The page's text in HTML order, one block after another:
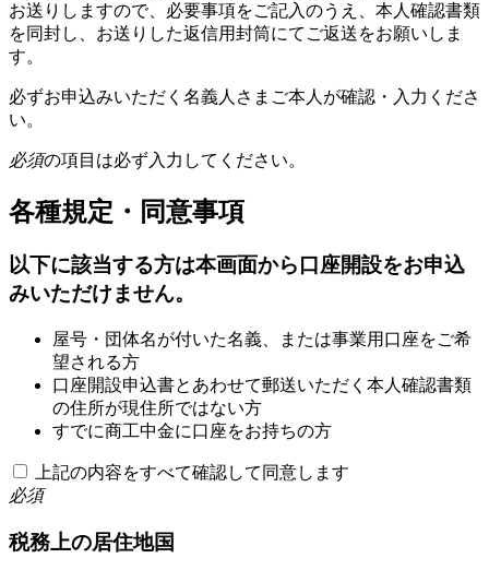
お送りしますので、必要事項をご記入のうえ、本人確認書類
を同封し、お送りした返信用封筒にてご返送をお願いしま
す。
必ずお申込みいただく名義人さまご本人が確認・入力くださ
い。
必須の項目は必ず入力してください。
各種規定・同意事項
以下に該当する方は本画面から口座開設をお申込
みいただけません。
屋号・団体名が付いた名義、または事業用口座をご希
望される方
口座開設申込書とあわせて郵送いただく本人確認書類
の住所が現住所ではない方
すでに商工中金に口座をお持ちの方
上記の内容をすべて確認して同意します
必須
税務上の居住地国